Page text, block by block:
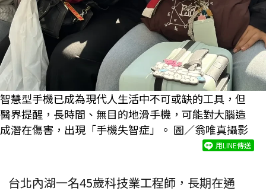
智慧型手機已成為現代人生活中不可或缺的工具，但
醫界提醒，長時間、無目的地滑手機，可能對大腦造
成潛在傷害，出現「手機失智症」。 圖／翁唯真攝影
用LINE傳送
台北內湖一名45歲科技業工程師，長期在通